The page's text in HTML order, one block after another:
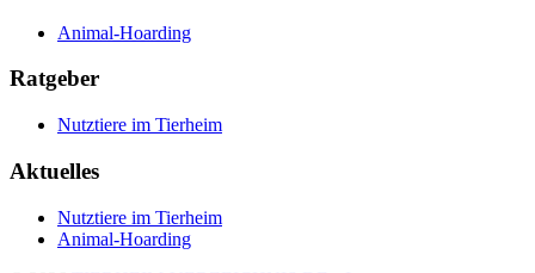
Animal-Hoarding
Ratgeber
Nutztiere im Tierheim
Aktuelles
Nutztiere im Tierheim
Animal-Hoarding